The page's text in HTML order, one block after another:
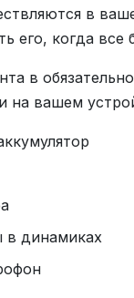
в
его, когда
в
на вашем
в динамиках